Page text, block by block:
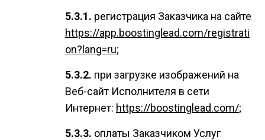
регистрация Заказчика на сайте
https://app.boostinglead.com/registrati
on?lang=ru;
при загрузке изображений на
Веб-сайт Исполнителя в сети
Интернет: https://boostinglead.com/;
оплаты Заказчиком Услуг